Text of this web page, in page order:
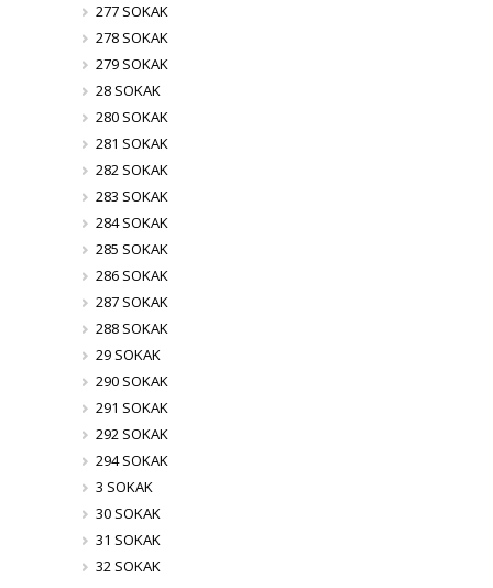
277 SOKAK
278 SOKAK
279 SOKAK
28 SOKAK
280 SOKAK
281 SOKAK
282 SOKAK
283 SOKAK
284 SOKAK
285 SOKAK
286 SOKAK
287 SOKAK
288 SOKAK
29 SOKAK
290 SOKAK
291 SOKAK
292 SOKAK
294 SOKAK
3 SOKAK
30 SOKAK
31 SOKAK
32 SOKAK